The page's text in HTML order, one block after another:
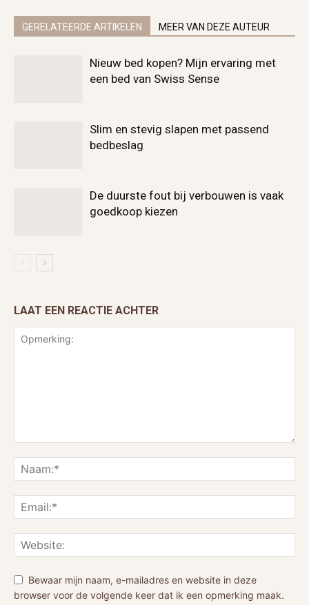
GERELATEERDE ARTIKELEN MEER VAN DEZE AUTEUR
Nieuw bed kopen? Mijn ervaring met
een bed van Swiss Sense
Slim en stevig slapen met passend
bedbeslag
De duurste fout bij verbouwen is vaak
goedkoop kiezen
LAAT EEN REACTIE ACHTER
Bewaar mijn naam, e-mailadres en website in deze
browser voor de volgende keer dat ik een opmerking maak.